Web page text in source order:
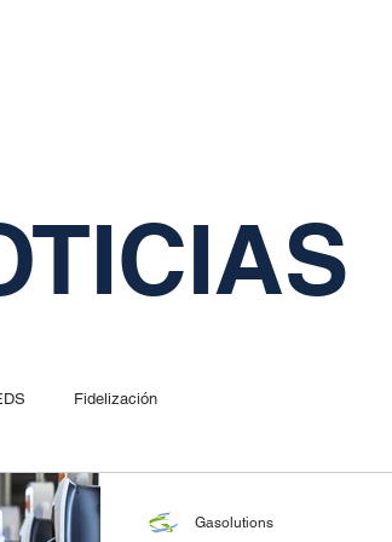
Fidelización
Gasolutions